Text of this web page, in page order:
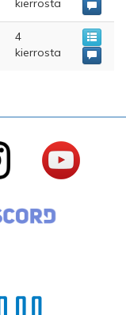
kierrosta
4
kierrosta